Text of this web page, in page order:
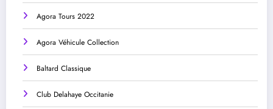
Agora Tours 2022
Agora Véhicule Collection
Baltard Classique
Club Delahaye Occitanie